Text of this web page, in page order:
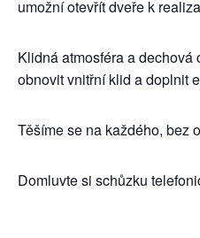
umožní otevřít dveře k
Klidná atmosféra a dechová
obnovit vnitřní klid a doplnit
Těšíme se na každého, bez
Domluvte si schůzku